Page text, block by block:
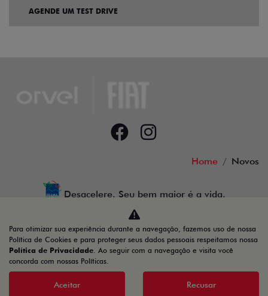
AGENDE UM TEST DRIVE
Home Novos
Desacelere. Seu bem maior é a vida.
12.655.933/0001-04
Desenvolvido pela DEALERSPACE ® Direitos Reservados.
Para otimizar sua experiência durante a navegação, fazemos uso de nossa
Política de Cookies e para proteger seus dados pessoais respeitamos nossa
Política de Privacidade. Ao seguir com a navegação e visita você
concorda com nossas Políticas.
Aceitar Recusar